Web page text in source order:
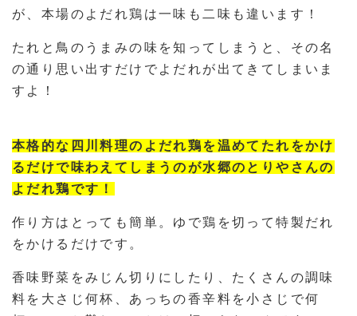
が、本場のよだれ鶏は一味も二味も違います！
たれと鳥のうまみの味を知ってしまうと、その名
の通り思い出すだけでよだれが出てきてしまいま
すよ！
本格的な四川料理のよだれ鶏を温めてたれをかけ
るだけで味わえてしまうのが水郷のとりやさんの
よだれ鶏です！
作り方はとっても簡単。ゆで鶏を切って特製だれ
をかけるだけです。
香味野菜をみじん切りにしたり、たくさんの調味
料を大さじ何杯、あっちの香辛料を小さじで何